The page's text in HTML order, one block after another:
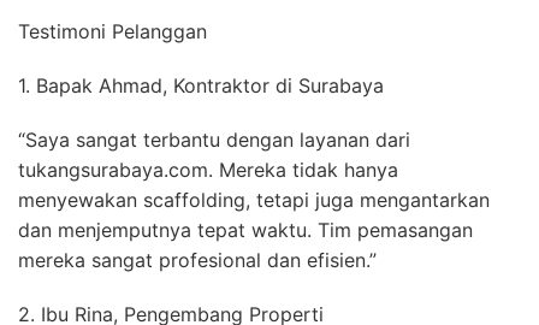
Testimoni Pelanggan
1. Bapak Ahmad, Kontraktor di Surabaya
“Saya sangat terbantu dengan layanan dari
tukangsurabaya.com. Mereka tidak hanya
menyewakan scaffolding, tetapi juga mengantarkan
dan menjemputnya tepat waktu. Tim pemasangan
mereka sangat profesional dan efisien.”
2. Ibu Rina, Pengembang Properti